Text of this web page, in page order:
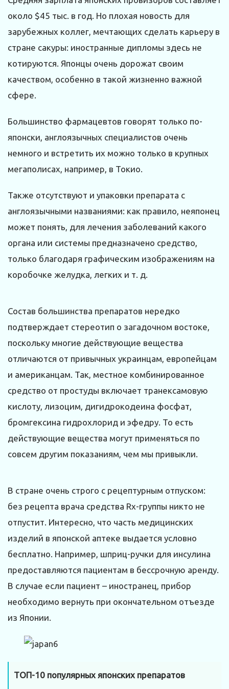
около $45 тыс. в год. Но плохая новость для
зарубежных коллег, мечтающих сделать карьеру в
стране сакуры: иностранные дипломы здесь не
котируются. Японцы очень дорожат своим
качеством, особенно в такой жизненно важной
сфере.
Большинство фармацевтов говорят только по-
японски, англоязычных специалистов очень
немного и встретить их можно только в крупных
мегаполисах, например, в Токио.
Также отсутствуют и упаковки препарата с
англоязычными названиями: как правило, неяпонец
может понять, для лечения заболеваний какого
органа или системы предназначено средство,
только благодаря графическим изображениям на
коробочке желудка, легких и т. д.
Состав большинства препаратов нередко
подтверждает стереотип о загадочном востоке,
поскольку многие действующие вещества
отличаются от привычных украинцам, европейцам
и американцам. Так, местное комбинированное
средство от простуды включает транексамовую
кислоту, лизоцим, дигидрокодеина фосфат,
бромгексина гидрохлорид и эфедру. То есть
действующие вещества могут применяться по
совсем другим показаниям, чем мы привыкли.
В стране очень строго с рецептурным отпуском:
без рецепта врача средства Rx-группы никто не
отпустит. Интересно, что часть медицинских
изделий в японской аптеке выдается условно
бесплатно. Например, шприц-ручки для инсулина
предоставляются пациентам в бессрочную аренду.
В случае если пациент – иностранец, прибор
необходимо вернуть при окончательном отъезде
из Японии.
ТОП-10 популярных японских препаратов